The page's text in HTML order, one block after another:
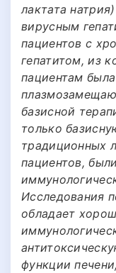
лактата
вирусным
пациентов с
гепатитом, из
пациентам
базисной
только
традиционных
пациентов,
Исследования
обладает
функции